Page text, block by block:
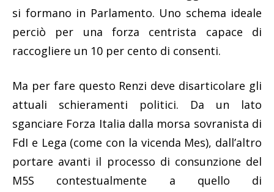
si formano in Parlamento. Uno schema ideale
perciò per una forza centrista capace di
raccogliere un 10 per cento di consenti.
Ma per fare questo Renzi deve disarticolare gli
attuali schieramenti politici. Da un lato
sganciare Forza Italia dalla morsa sovranista di
FdI e Lega (come con la vicenda Mes), dall’altro
portare avanti il processo di consunzione del
M5S contestualmente a quello di